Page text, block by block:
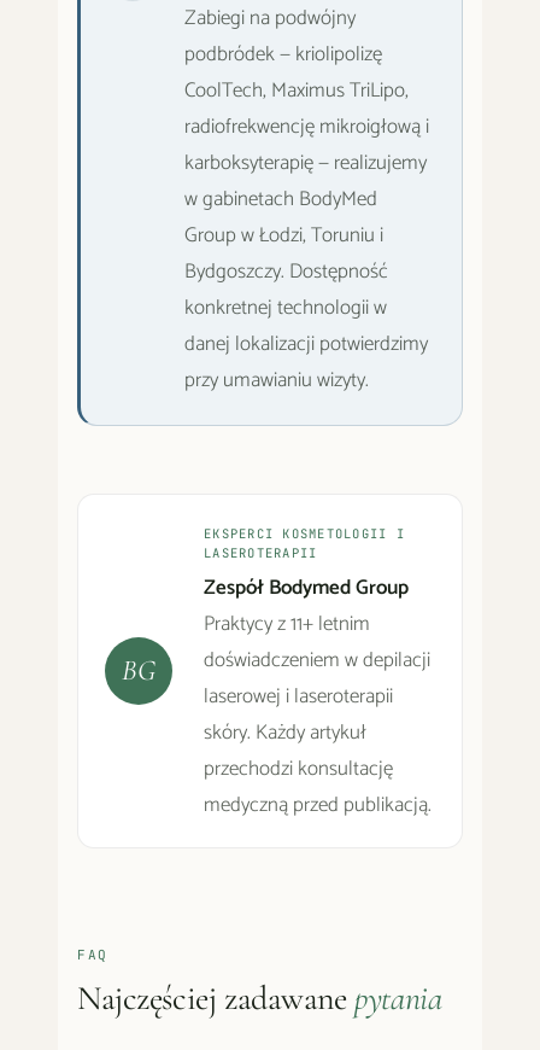
Zabiegi na podwójny
podbródek — kriolipolizę
CoolTech, Maximus TriLipo,
radiofrekwencję mikroigłową i
karboksyterapię — realizujemy
w gabinetach BodyMed
Group w Łodzi, Toruniu i
Bydgoszczy. Dostępność
konkretnej technologii w
danej lokalizacji potwierdzimy
przy umawianiu wizyty.
BG
EKSPERCI KOSMETOLOGII I
LASEROTERAPII
Zespół Bodymed Group
Praktycy z 11+ letnim
doświadczeniem w depilacji
laserowej i laseroterapii
skóry. Każdy artykuł
przechodzi konsultację
medyczną przed publikacją.
FAQ
Najczęściej zadawane pytania